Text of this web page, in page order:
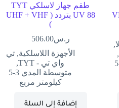
,
,
متوسطة المدي 3-5
طقم جهاز لاسلكي TYT
UV 88 بتردد ( UHF + VHF
)
ر.س506.00
الأجهزة اللاسلكية,تي
واي تي - TYT
,
متوسطة المدي 3-5
كيلومتر مربع
إضافة إلى السلة